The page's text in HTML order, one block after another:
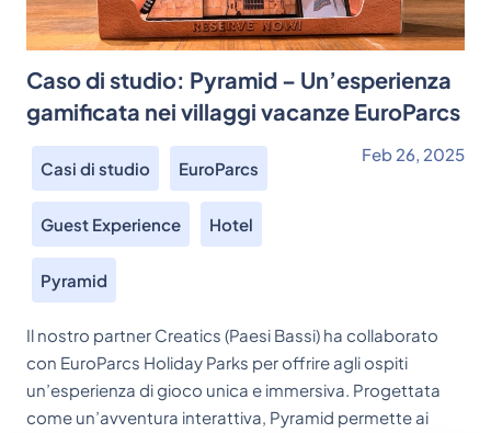
Caso di studio: Pyramid – Un’esperienza
gamificata nei villaggi vacanze EuroParcs
Casi di studio EuroParcs
Guest Experience Hotel
Pyramid
Feb 26, 2025
Il nostro partner Creatics (Paesi Bassi) ha collaborato
con EuroParcs Holiday Parks per offrire agli ospiti
un’esperienza di gioco unica e immersiva. Progettata
come un’avventura interattiva, Pyramid permette ai